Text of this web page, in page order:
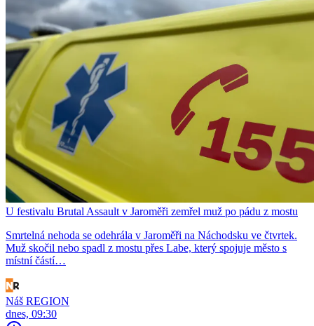
U festivalu Brutal Assault v Jaroměři zemřel muž po pádu z mostu
Smrtelná nehoda se odehrála v Jaroměři na Náchodsku ve čtvrtek.
Muž skočil nebo spadl z mostu přes Labe, který spojuje město s
místní částí…
Náš REGION
dnes, 09:30